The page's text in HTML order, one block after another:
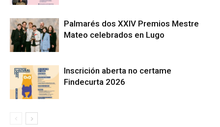
Palmarés dos XXIV Premios Mestre
Mateo celebrados en Lugo
Inscrición aberta no certame
Findecurta 2026